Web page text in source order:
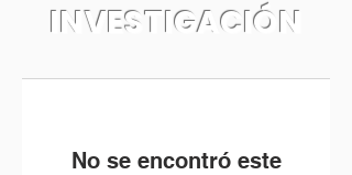
INVESTIGACIÓN
No se encontró este